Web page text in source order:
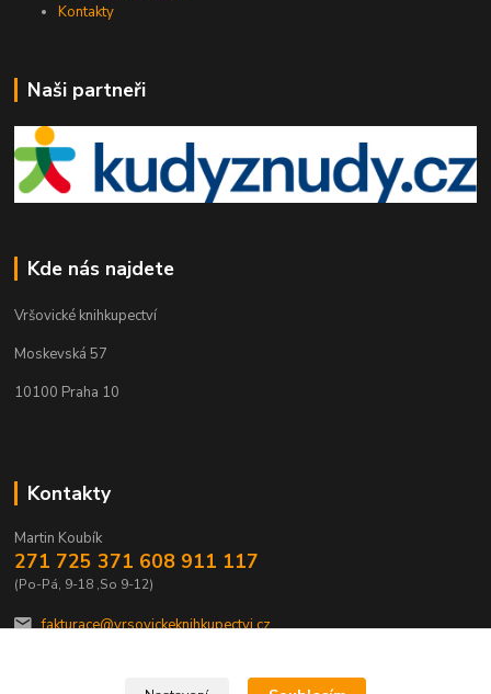
Kontakty
Naši partneři
Kde nás najdete
Vršovické knihkupectví
Moskevská 57
10100 Praha 10
Kontakty
Martin Koubík
271 725 371 608 911 117
(Po-Pá, 9-18 ,So 9-12)
fakturace@vrsovickeknihkupectvi.cz